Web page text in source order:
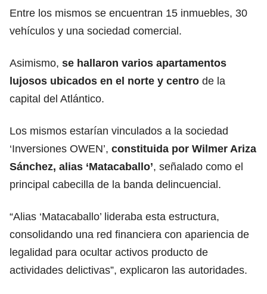
Entre los mismos se encuentran 15 inmuebles, 30
vehículos y una sociedad comercial.
Asimismo, se hallaron varios apartamentos
lujosos ubicados en el norte y centro de la
capital del Atlántico.
Los mismos estarían vinculados a la sociedad
‘Inversiones OWEN’, constituida por Wilmer Ariza
Sánchez, alias ‘Matacaballo’, señalado como el
principal cabecilla de la banda delincuencial.
“Alias ‘Matacaballo’ lideraba esta estructura,
consolidando una red financiera con apariencia de
legalidad para ocultar activos producto de
actividades delictivas”, explicaron las autoridades.